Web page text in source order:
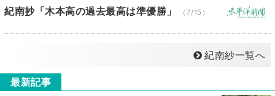
紀南抄「木本高の過去最高は準優勝」 （7/15）
紀南紗一覧へ
最新記事